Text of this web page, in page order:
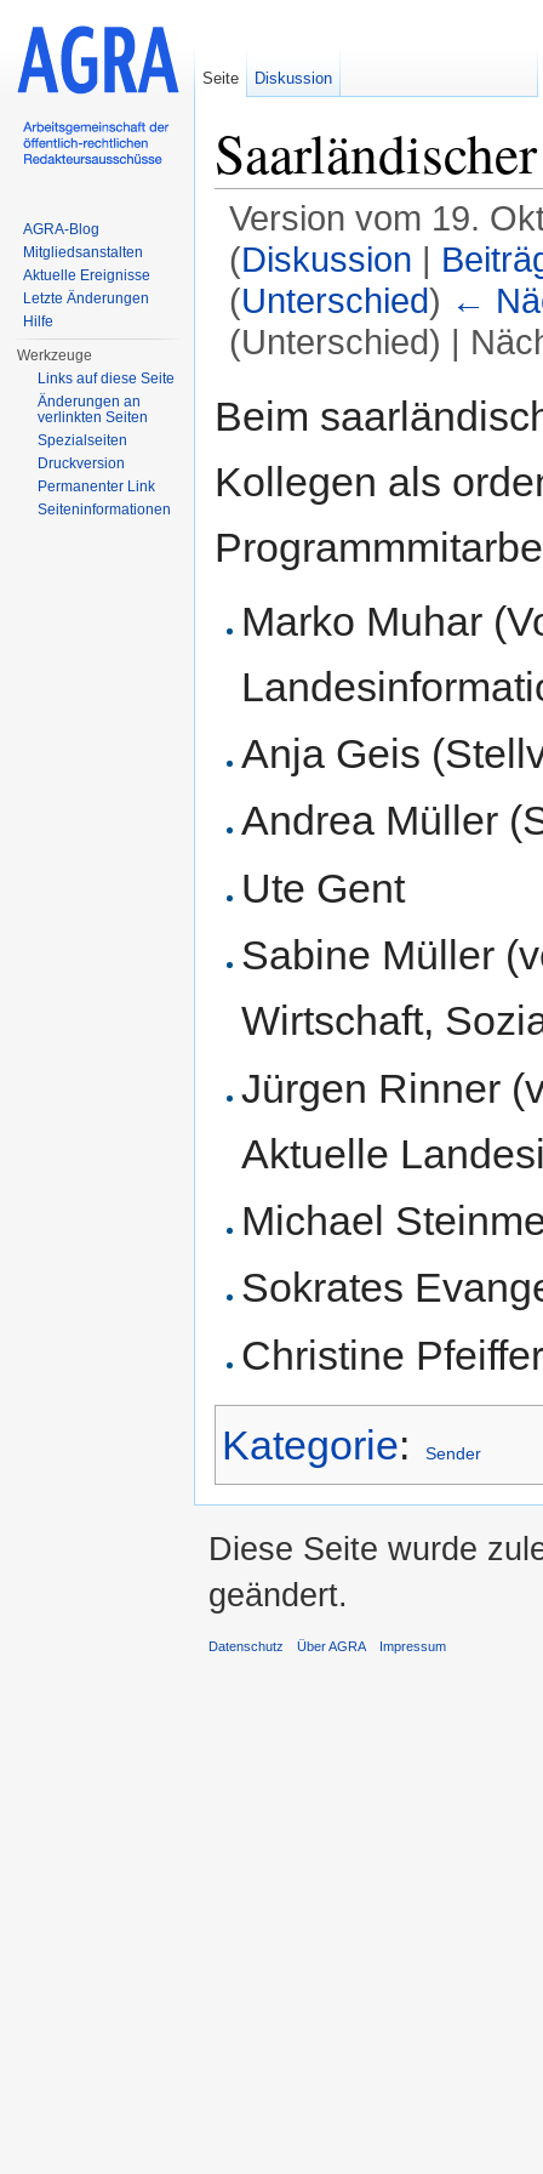
Version vom 19.
(Diskussion |
(Unterschied) ←
(Unterschied) |
Beim
Kollegen als
Marko Muhar
Anja Geis
Andrea Müller
Ute Gent
Sabine Müller
Wirtschaft,
Jürgen Rinner
Aktuelle
Michael
Sokrates
Christine
Kategorie: Sender
Seite Diskussion
AGRA-Blog
Mitgliedsanstalten
Aktuelle Ereignisse
Letzte Änderungen
Hilfe
Werkzeuge
Links auf diese Seite
Änderungen an
verlinkten Seiten
Spezialseiten
Druckversion
Permanenter Link
Seiten­informationen
Diese Seite wurde
geändert.
Datenschutz Über AGRA Impressum